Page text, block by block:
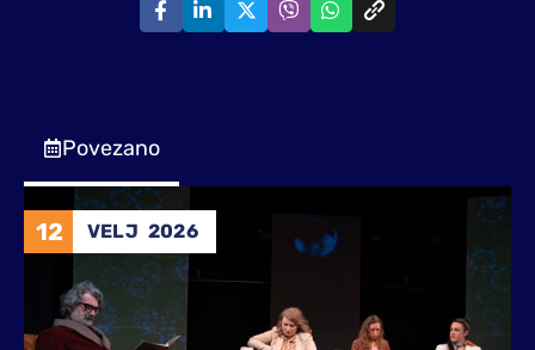
Povezano
12 VELJ 2026